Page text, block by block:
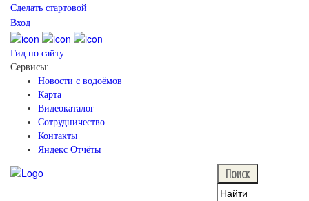
Сделать стартовой
Вход
Гид по сайту
Сервисы:
Новости с водоёмов
Карта
Видеокаталог
Сотрудничество
Контакты
Яндекс Отчёты